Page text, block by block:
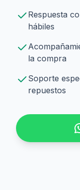
Respuesta
hábiles
la compra
Soporte
repuestos